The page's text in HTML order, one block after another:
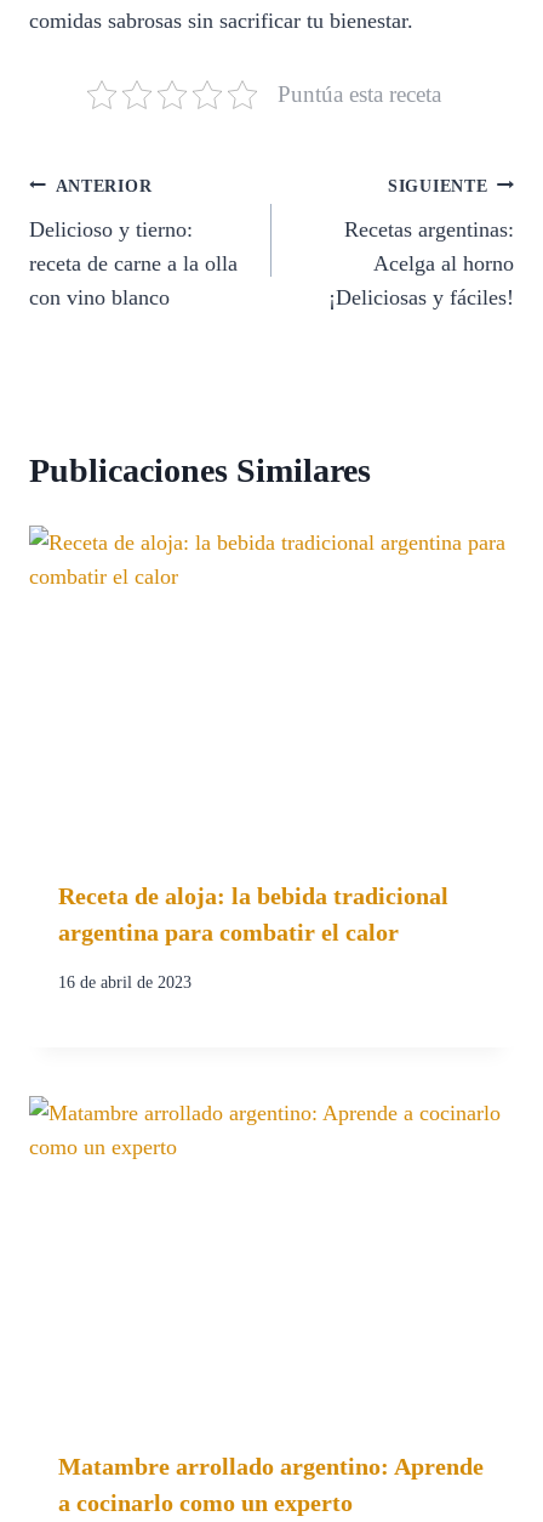
comidas sabrosas sin sacrificar tu bienestar.
Puntúa esta receta
Navegación
de
entradas
ANTERIOR
Delicioso y tierno:
receta de carne a la olla
con vino blanco
SIGUIENTE
Recetas argentinas:
Acelga al horno
¡Deliciosas y fáciles!
Publicaciones Similares
Receta de aloja: la bebida tradicional
argentina para combatir el calor
16 de abril de 2023
Matambre arrollado argentino: Aprende
a cocinarlo como un experto